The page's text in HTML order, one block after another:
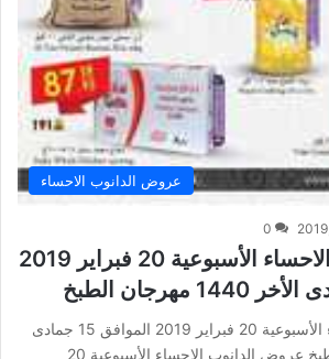
عروض الدانوب الاحساء
0
عروض الدانوب الاحساء الأسبوعية 20 فبراير 2019
عروض الدانوب الاحساء الأسبوعية 20 فبراير 2019 الموافق 15 جمادى
الأخر 1440 مهرجان الطبخ عروض الدانوب الاحساء الأسبوعية 20